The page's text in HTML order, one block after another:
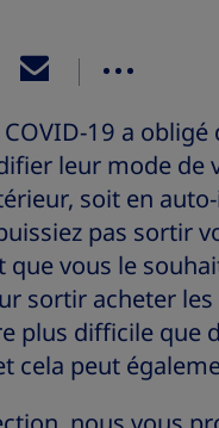
19 a
leur mode de
soit en
pas sortir
que vous le
sortir acheter
plus difficile que
cela peut